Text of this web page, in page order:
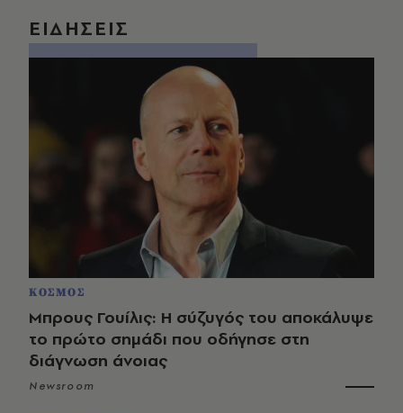
ΕΙΔΗΣΕΙΣ
ΚΟΣΜΟΣ
Μπρους Γουίλις: Η σύζυγός του αποκάλυψε
το πρώτο σημάδι που οδήγησε στη
διάγνωση άνοιας
Newsroom